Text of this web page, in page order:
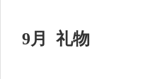
9月 礼物